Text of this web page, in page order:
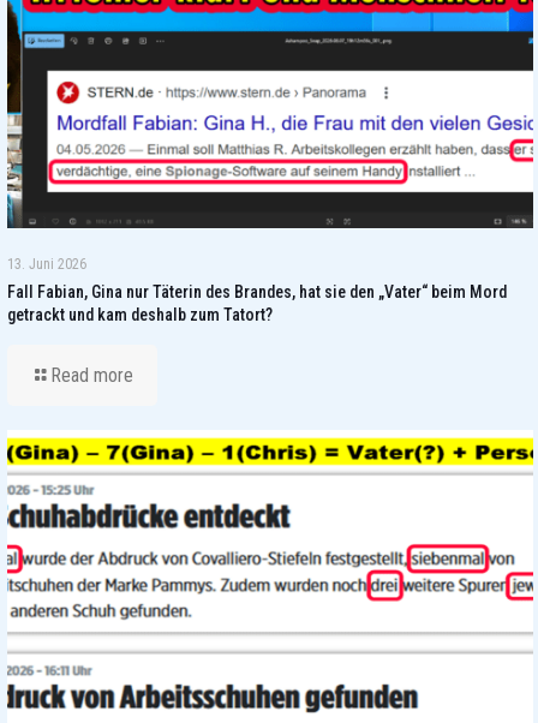
13. Juni 2026
Fall Fabian, Gina nur Täterin des Brandes, hat sie den „Vater“ beim Mord
getrackt und kam deshalb zum Tatort?
Read more